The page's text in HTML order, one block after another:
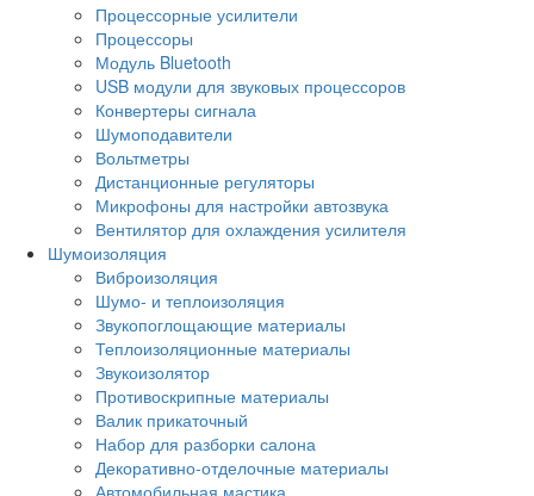
Процессорные усилители
Процессоры
Модуль Bluetooth
USB модули для звуковых процессоров
Конвертеры сигнала
Шумоподавители
Вольтметры
Дистанционные регуляторы
Микрофоны для настройки автозвука
Вентилятор для охлаждения усилителя
Шумоизоляция
Виброизоляция
Шумо- и теплоизоляция
Звукопоглощающие материалы
Теплоизоляционные материалы
Звукоизолятор
Противоскрипные материалы
Валик прикаточный
Набор для разборки салона
Декоративно-отделочные материалы
Автомобильная мастика